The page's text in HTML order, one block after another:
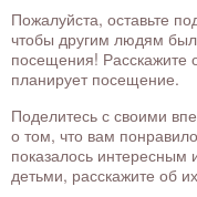
Пожалуйста, оставьте
чтобы другим людям
посещения! Расскажите
планирует посещение.
Поделитесь с своими
о том, что вам
показалось
детьми, расскажите об